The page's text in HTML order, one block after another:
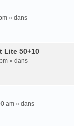
» dans
Lite 50+10
» dans
am » dans